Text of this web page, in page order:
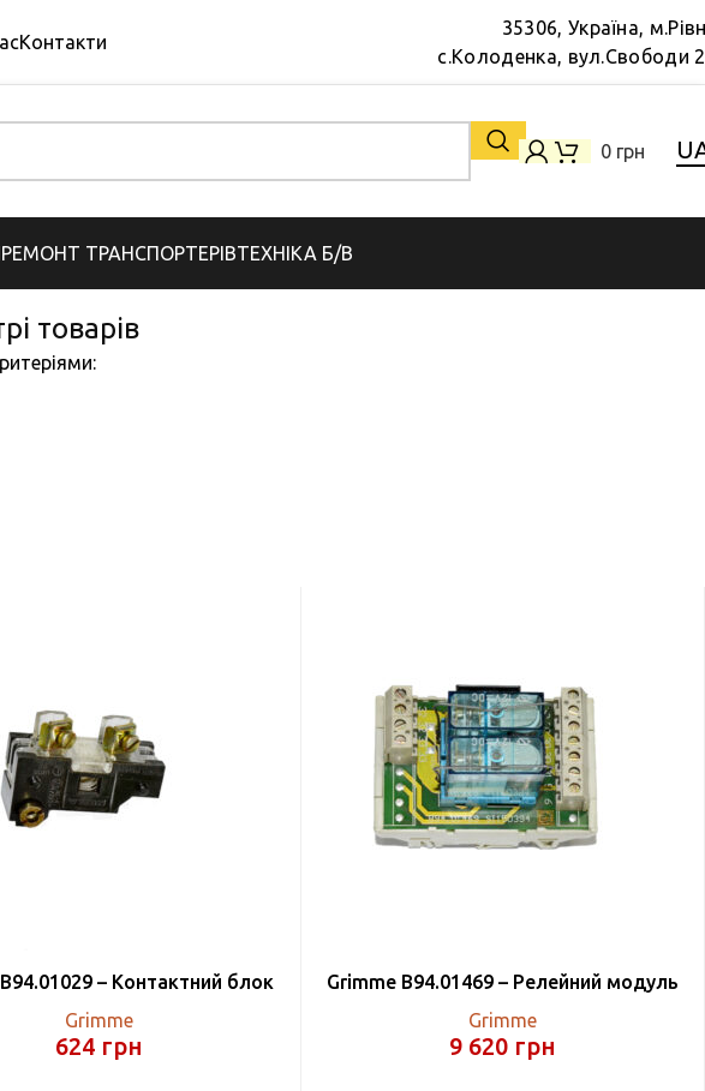
Контакти
35306, Україна,
с.Колоденка, вул.Свободи
0 грн
РЕМОНТ ТРАНСПОРТЕРІВТЕХНІКА Б/В
товарів
– Контактний блок
Grimme
624 грн
Grimme B94.01469 – Релейний модуль
Grimme
9 620 грн